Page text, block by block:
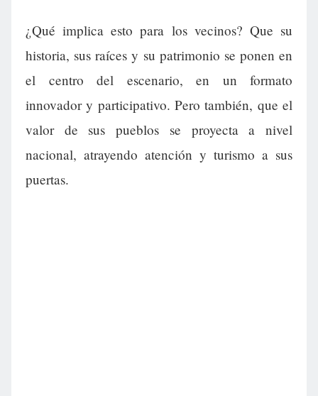
¿Qué implica esto para los vecinos? Que su
historia, sus raíces y su patrimonio se ponen en
el centro del escenario, en un formato
innovador y participativo. Pero también, que el
valor de sus pueblos se proyecta a nivel
nacional, atrayendo atención y turismo a sus
puertas.